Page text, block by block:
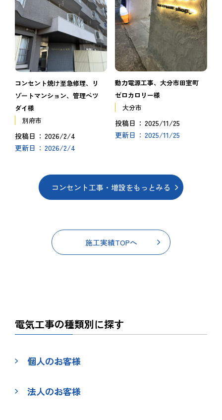
コンセント焼け至急修理、リ
ゾートマンション、管理ベツ
ダイ様
別府市
投稿日 2026/2/4
更新日 2026/2/4
動力電源工事、大分市田室町
ゼロカロリー様
大分市
投稿日 2025/11/25
更新日 2025/11/25
コンセント工事・増設をもっとみる
施工実績TOPへ
電気工事の種類別に探す
個人のお客様
法人のお客様